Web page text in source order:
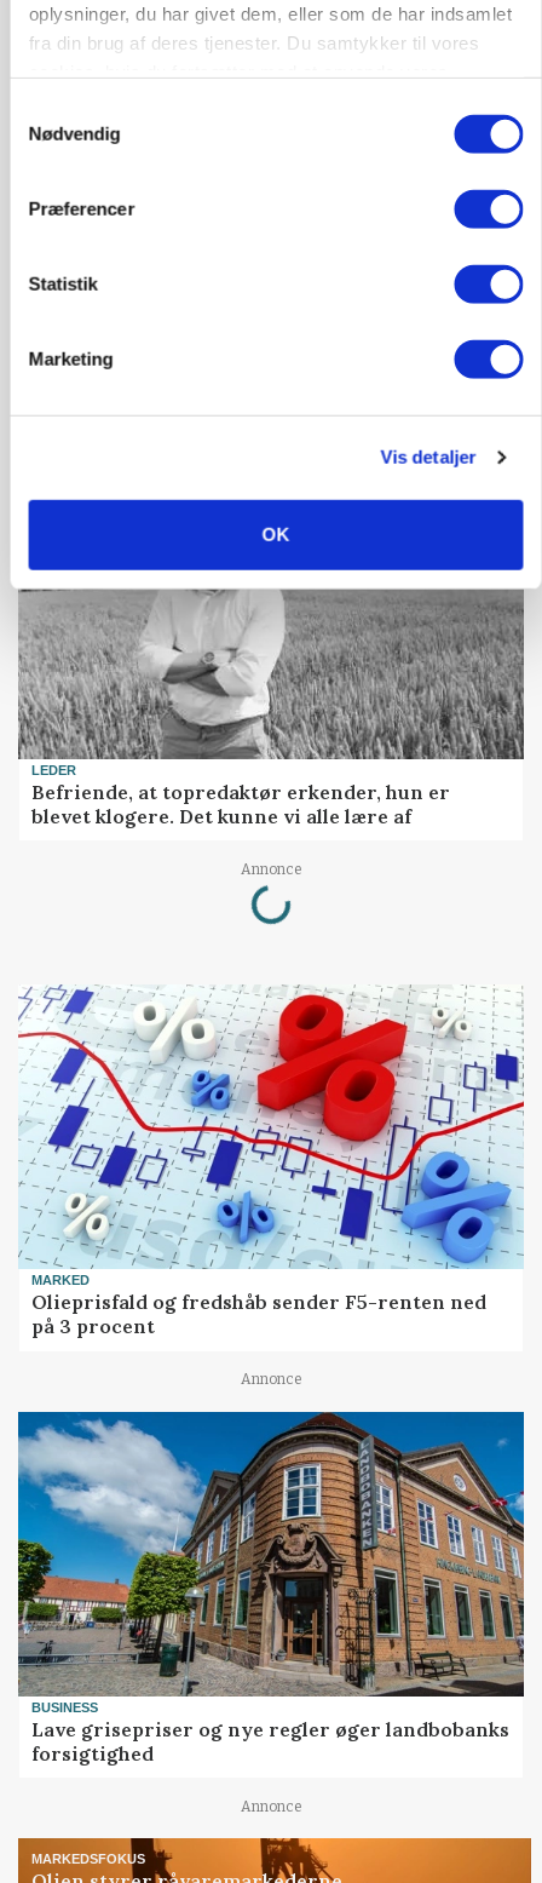
oplysninger, du har givet dem, eller som de har indsamlet
fra din brug af deres tjenester. Du samtykker til vores
Nødvendig
Præferencer
Statistik
Marketing
Vis detaljer
OK
Forud for ny kvælstoflov: Blot ét trepartsprojekt
færdigt i juli
LEDER
Befriende, at topredaktør erkender, hun er
blevet klogere. Det kunne vi alle lære af
Annonce
Loading...
MARKED
Olieprisfald og fredshåb sender F5-renten ned
på 3 procent
Annonce
BUSINESS
Lave grisepriser og nye regler øger landbobanks
forsigtighed
Annonce
MARKEDSFOKUS